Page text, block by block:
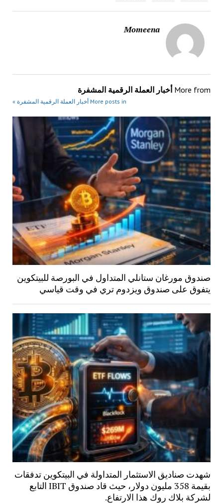
Momeena
More from أخبار العملة الرقمية المشفرة
More posts in أخبار العملة الرقمية المشفرة »
صندوق مورغان ستانلي المتداول في البورصة للبيتكوين
يتفوق على صندوق ويزدوم تري في وقت قياسي
شهدت صناديق الاستثمار المتداولة في البيتكوين تدفقات
بقيمة 358 مليون دولار، حيث قاد صندوق IBIT التابع
لشركة بلاك روك هذا الارتفاع.